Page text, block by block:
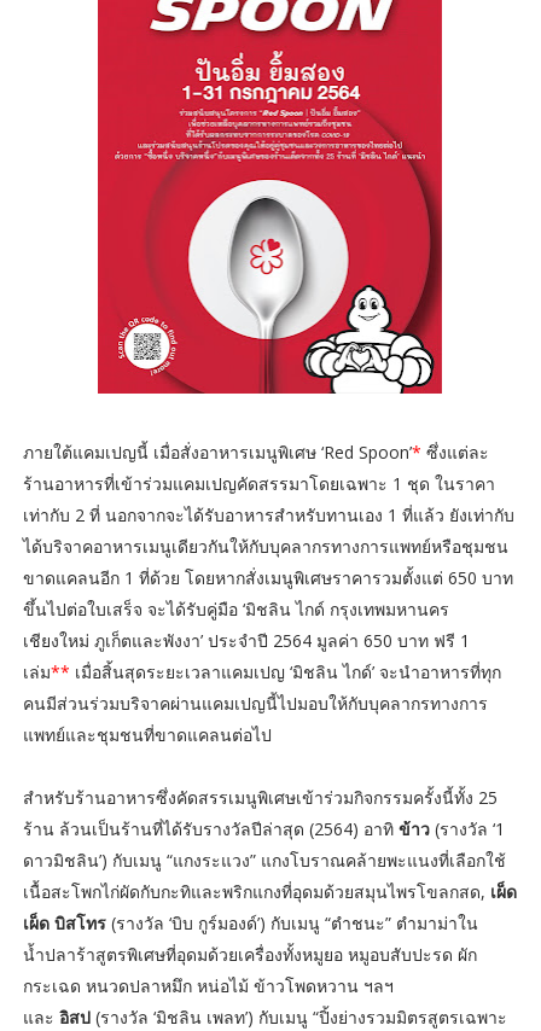
ภายใต้แคมเปญนี้ เมื่อสั่งอาหารเมนูพิเศษ ‘Red Spoon’* ซึ่งแต่ละ
ร้านอาหารที่เข้าร่วมแคมเปญคัดสรรมาโดยเฉพาะ 1 ชุด ในราคา
เท่ากับ 2 ที่ นอกจากจะได้รับอาหารสำหรับทานเอง 1 ที่แล้ว ยังเท่ากับ
ได้บริจาคอาหารเมนูเดียวกันให้กับบุคลากรทางการแพทย์หรือชุมชน
ขาดแคลนอีก 1 ที่ด้วย โดยหากสั่งเมนูพิเศษราคารวมตั้งแต่ 650 บาท
ขึ้นไปต่อใบเสร็จ จะได้รับคู่มือ ‘มิชลิน ไกด์ กรุงเทพมหานคร
เชียงใหม่ ภูเก็ตและพังงา’ ประจำปี 2564 มูลค่า 650 บาท ฟรี 1
เล่ม** เมื่อสิ้นสุดระยะเวลาแคมเปญ ‘มิชลิน ไกด์’ จะนำอาหารที่ทุก
คนมีส่วนร่วมบริจาคผ่านแคมเปญนี้ไปมอบให้กับบุคลากรทางการ
แพทย์และชุมชนที่ขาดแคลนต่อไป
สำหรับร้านอาหารซึ่งคัดสรรเมนูพิเศษเข้าร่วมกิจกรรมครั้งนี้ทั้ง 25
ร้าน ล้วนเป็นร้านที่ได้รับรางวัลปีล่าสุด (2564) อาทิ ข้าว(รางวัล ‘1
ดาวมิชลิน’) กับเมนู “แกงระแวง” แกงโบราณคล้ายพะแนงที่เลือกใช้
เนื้อสะโพกไก่ผัดกับกะทิและพริกแกงที่อุดมด้วยสมุนไพรโขลกสด, เผ็ด
เผ็ด บิสโทร (รางวัล ‘บิบ กูร์มองด์’) กับเมนู “ตำชนะ” ตำมาม่าใน
น้ำปลาร้าสูตรพิเศษที่อุดมด้วยเครื่องทั้งหมูยอ หมูอบสับปะรด ผัก
กระเฉด หนวดปลาหมึก หน่อไม้ ข้าวโพดหวาน ฯลฯ
และ อิสป(รางวัล ‘มิชลิน เพลท’) กับเมนู “ปิ้งย่างรวมมิตรสูตรเฉพาะ